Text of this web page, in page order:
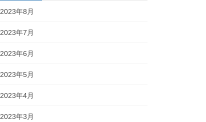
2023年8月
2023年7月
2023年6月
2023年5月
2023年4月
2023年3月